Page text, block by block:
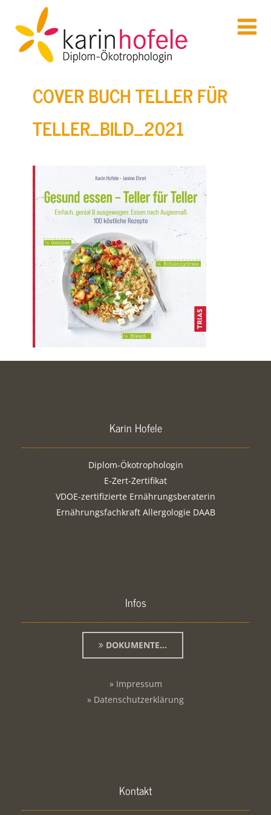
COVER BUCH TELLER FÜR
TELLER_BILD_2021
Karin Hofele
Diplom-Ökotrophologin
E-Zert-Zertifikat
VDOE-zertifizierte Ernährungsberaterin
Ernährungsfachkraft Allergologie DAAB
Infos
DOKUMENTE...
» Impressum
» Datenschutzerklärung
Kontakt